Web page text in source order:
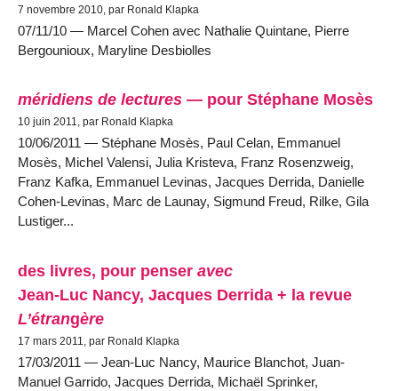
7 novembre 2010, par Ronald Klapka
07/11/10 — Marcel Cohen avec Nathalie Quintane, Pierre
Bergounioux, Maryline Desbiolles
méridiens de lectures — pour Stéphane Mosès
10 juin 2011, par Ronald Klapka
10/06/2011 — Stéphane Mosès, Paul Celan, Emmanuel
Mosès, Michel Valensi, Julia Kristeva, Franz Rosenzweig,
Franz Kafka, Emmanuel Levinas, Jacques Derrida, Danielle
Cohen-Levinas, Marc de Launay, Sigmund Freud, Rilke, Gila
Lustiger...
des livres, pour penser avec
Jean-Luc Nancy, Jacques Derrida + la revue
L’étrangère
17 mars 2011, par Ronald Klapka
17/03/2011 — Jean-Luc Nancy, Maurice Blanchot, Juan-
Manuel Garrido, Jacques Derrida, Michaël Sprinker,